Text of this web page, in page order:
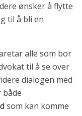
ønsker å flytte
til å bli en
alle som bor
til å se over
dialogen med
både
som kan komme